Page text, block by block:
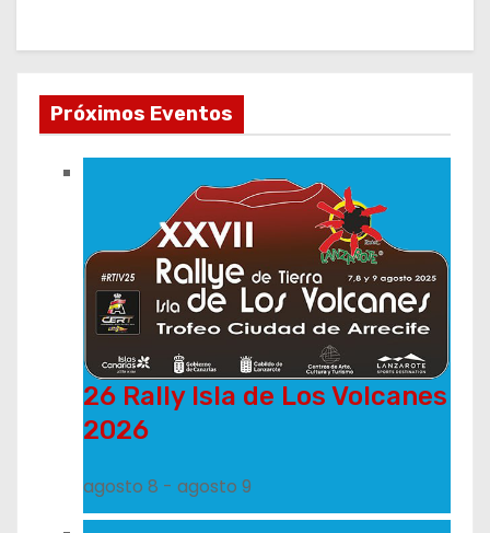
Próximos Eventos
26 Rally Isla de Los Volcanes
2026
agosto 8 - agosto 9